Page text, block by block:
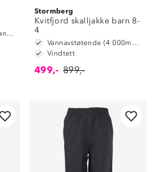
Vanntett (20 000 mm vannsøyle)
Stormberg
Kvitfjord skalljakke barn 8-
4
Vannavstøtende (4 000mm vannsøyle)
Vindtett
499,- 899,-